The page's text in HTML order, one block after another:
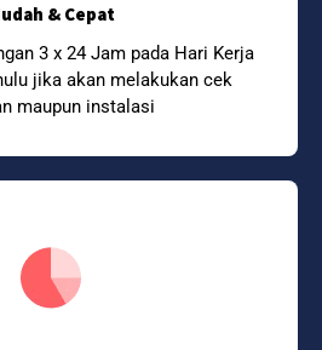
& Cepat
3 x 24 Jam pada Hari Kerja
jika akan melakukan cek
maupun instalasi